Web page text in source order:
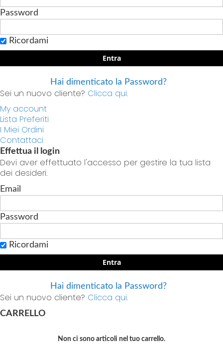
Password
Ricordami
Entra
Hai dimenticato la Password?
Sei un nuovo cliente? Clicca qui.
My account
Lista Preferiti
I Miei Ordini
Contattaci
Effettua il login
Devi aver effettuato l'accesso per gestire la tua lista
dei desideri.
Email
Password
Ricordami
Entra
Hai dimenticato la Password?
Sei un nuovo cliente? Clicca qui.
CARRELLO
Non ci sono articoli nel tuo carrello.